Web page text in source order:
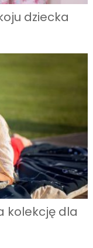
dziecka
kolekcję dla